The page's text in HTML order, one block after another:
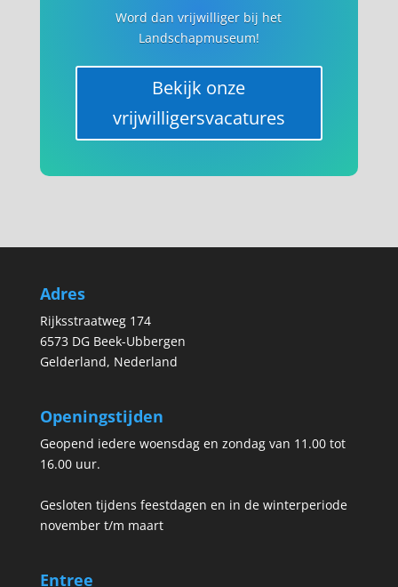
Word dan vrijwilliger bij het
Landschapmuseum!
Bekijk onze
vrijwilligersvacatures
Adres
Rijksstraatweg 174
6573 DG Beek-Ubbergen
Gelderland, Nederland
Openingstijden
Geopend iedere woensdag en zondag van 11.00 tot
16.00 uur.
Gesloten tijdens feestdagen en in de winterperiode
november t/m maart
Entree